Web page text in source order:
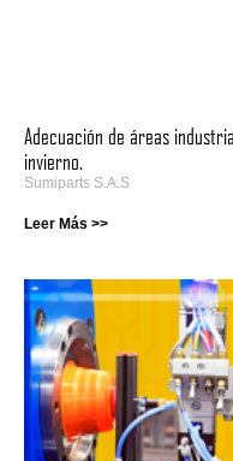
Adecuación de áreas
invierno.
Sumiparts S.A.S
Leer Más >>